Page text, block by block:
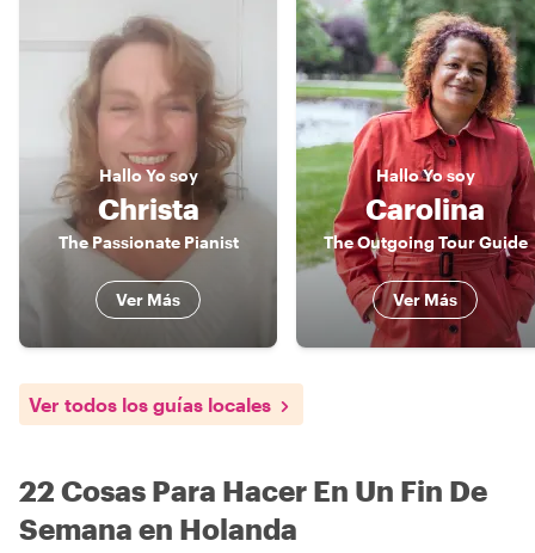
HalloYo soy
Christa
The Passionate Pianist
Ver Más
HalloYo soy
Carolina
The Outgoing Tour Guide
Ver Más
Ver todos los guías locales
22 Cosas Para Hacer En Un Fin De
Semana en Holanda